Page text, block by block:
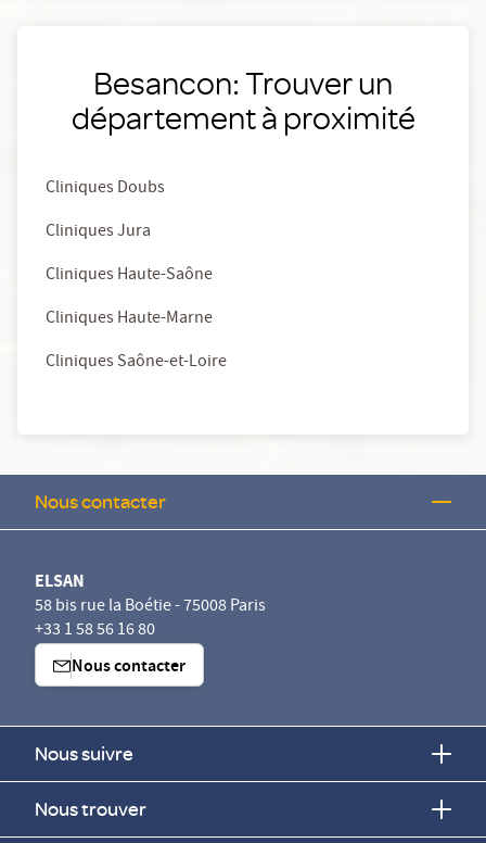
Besancon: Trouver un
département à proximité
Cliniques Doubs
Cliniques Jura
Cliniques Haute-Saône
Cliniques Haute-Marne
Cliniques Saône-et-Loire
Nous contacter
ELSAN
58 bis rue la Boétie - 75008 Paris
+33 1 58 56 16 80
Nous contacter
Nous suivre
Nous trouver